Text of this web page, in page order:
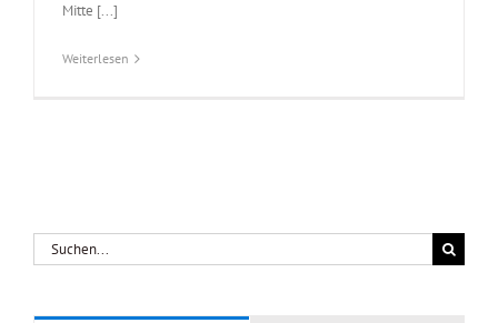
Mitte [...]
Weiterlesen
Suche
nach: